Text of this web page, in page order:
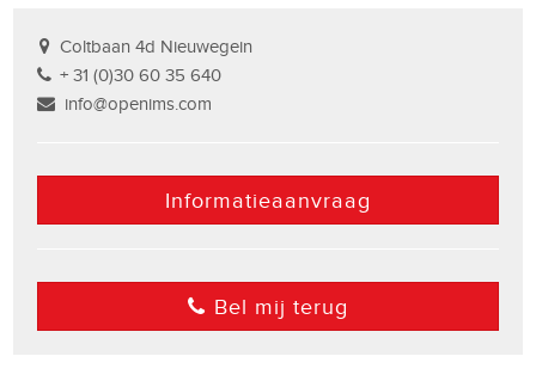
Coltbaan 4d Nieuwegein
+ 31 (0)30 60 35 640
info@openims.com
Informatieaanvraag
Bel mij terug